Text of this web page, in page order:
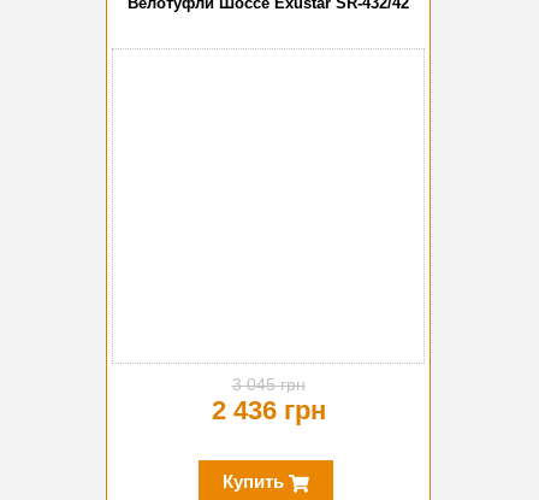
3 045 грн
2 436 грн
Купить